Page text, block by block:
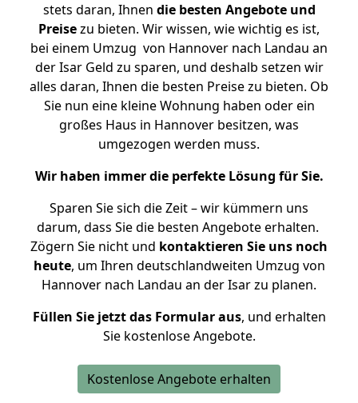
stets daran, Ihnen die besten Angebote und
Preisezu bieten. Wir wissen, wie wichtig es ist,
bei einem Umzug von Hannover nach Landau an
der Isar Geld zu sparen, und deshalb setzen wir
alles daran, Ihnen die besten Preise zu bieten. Ob
Sie nun eine kleine Wohnung haben oder ein
großes Haus in Hannover besitzen, was
umgezogen werden muss.
Wir haben immer die perfekte Lösung für Sie.
Sparen Sie sich die Zeit – wir kümmern uns
darum, dass Sie die besten Angebote erhalten.
Zögern Sie nicht und kontaktieren Sie uns noch
heute, um Ihren deutschlandweiten Umzug von
Hannover nach Landau an der Isar zu planen.
Füllen Sie jetzt das Formular aus, und erhalten
Sie kostenlose Angebote.
Kostenlose Angebote erhalten